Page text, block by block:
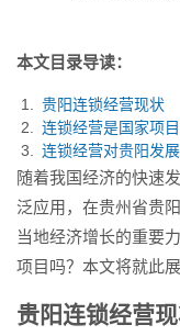
本文目录导读：
贵阳连锁经营现状
连锁经营是国家项目
连锁经营对贵阳发
随着我国经济的快速
泛应用，在贵州省贵
当地经济增长的重要
项目吗？本文将就此展
贵阳连锁经营